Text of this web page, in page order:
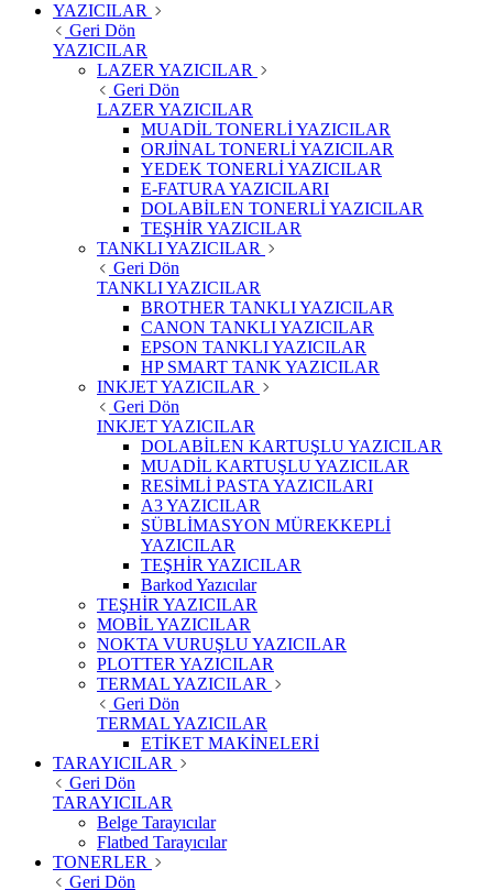
YAZICILAR
Geri Dön
YAZICILAR
LAZER YAZICILAR
Geri Dön
LAZER YAZICILAR
MUADİL TONERLİ YAZICILAR
ORJİNAL TONERLİ YAZICILAR
YEDEK TONERLİ YAZICILAR
E-FATURA YAZICILARI
DOLABİLEN TONERLİ YAZICILAR
TEŞHİR YAZICILAR
TANKLI YAZICILAR
Geri Dön
TANKLI YAZICILAR
BROTHER TANKLI YAZICILAR
CANON TANKLI YAZICILAR
EPSON TANKLI YAZICILAR
HP SMART TANK YAZICILAR
INKJET YAZICILAR
Geri Dön
INKJET YAZICILAR
DOLABİLEN KARTUŞLU YAZICILAR
MUADİL KARTUŞLU YAZICILAR
RESİMLİ PASTA YAZICILARI
A3 YAZICILAR
SÜBLİMASYON MÜREKKEPLİ
YAZICILAR
TEŞHİR YAZICILAR
Barkod Yazıcılar
TEŞHİR YAZICILAR
MOBİL YAZICILAR
NOKTA VURUŞLU YAZICILAR
PLOTTER YAZICILAR
TERMAL YAZICILAR
Geri Dön
TERMAL YAZICILAR
ETİKET MAKİNELERİ
TARAYICILAR
Geri Dön
TARAYICILAR
Belge Tarayıcılar
Flatbed Tarayıcılar
TONERLER
Geri Dön